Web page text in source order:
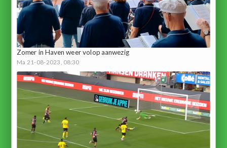
Zomer in Haven weer volop aanwezig
Ma 21-08-2023, 08:30